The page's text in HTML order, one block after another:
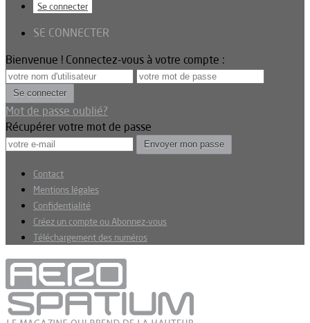
Se connecter
SE CONNECTER
Bienvenue ! Connectez-vous à votre compte :
Mot de passe oublié?
Récupérer votre mot de passe
Contact
Mentions légales
Confidentialité
Créez un compte ou Abonnez-vous
Téléchargement des numéros